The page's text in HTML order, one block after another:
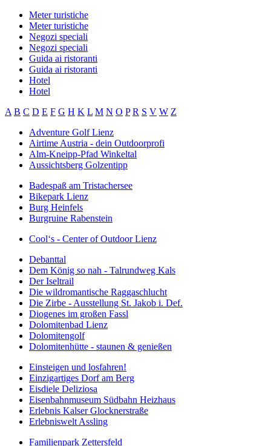
Meter turistiche
Meter turistiche
Negozi speciali
Negozi speciali
Guida ai ristoranti
Guida ai ristoranti
Hotel
Hotel
A B C D E F G H K L M N O P R S V W Z
Adventure Golf Lienz
Airtime Austria - dein Outdoorprofi
Alm-Kneipp-Pfad Winkeltal
Aussichtsberg Golzentipp
Badespaß am Tristachersee
Bikepark Lienz
Burg Heinfels
Burgruine Rabenstein
Cool‘s - Center of Outdoor Lienz
Debanttal
Dem König so nah - Talrundweg Kals
Der Iseltrail
Die wildromantische Raggaschlucht
Die Zirbe - Ausstellung St. Jakob i. Def.
Diogenes im großen Fassl
Dolomitenbad Lienz
Dolomitengolf
Dolomitenhütte - staunen & genießen
Einsteigen und losfahren!
Einzigartiges Dorf am Berg
Eisdiele Deliziosa
Eisenbahnmuseum Südbahn Heizhaus
Erlebnis Kalser Glocknerstraße
Erlebniswelt Assling
Familienpark Zettersfeld